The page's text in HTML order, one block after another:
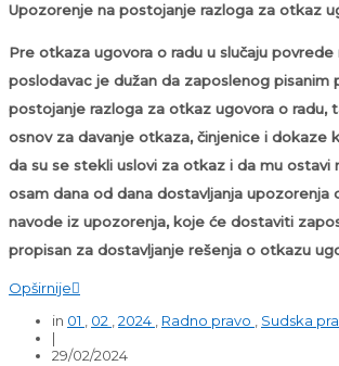
Upozorenje na postojanje razloga za otkaz
Pre otkaza ugovora o radu u slučaju
poslodavac je dužan da zaposlenog pisanim
postojanje razloga za otkaz ugovora o radu,
osnov za davanje otkaza, činjenice i dokaze
da su se stekli uslovi za otkaz i da mu ostavi
osam dana od dana dostavljanja upozorenja
navode iz upozorenja, koje će dostaviti
propisan za dostavljanje rešenja o otkazu
Opširnije
in 01 , 02 ,2024 , Radno pravo , Sudska
|
29/02/2024